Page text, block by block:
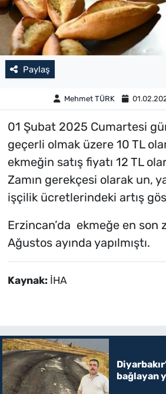
Paylaş
Mehmet TÜRK
01 Şubat 2025 Cumartesi
geçerli olmak üzere 10 TL
ekmeğin satış fiyatı 12 TL
Zamın gerekçesi olarak un,
işçilik ücretlerindeki artış
Erzincan’da ekmeğe en son
Ağustos ayında yapılmıştı.
Kaynak: İHA
bağlayan